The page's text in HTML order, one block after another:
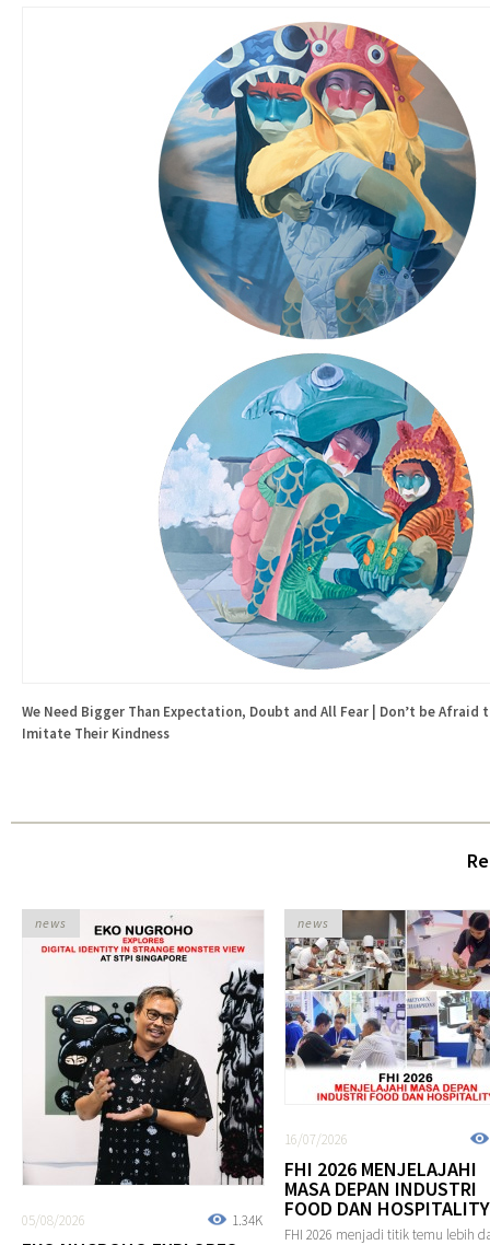
We Need Bigger Than Expectation, Doubt and All Fear | Don’t be
Imitate Their Kindness
1.34K
05/08/2026
news
16/07/2026
FHI 2026 MENJELAJAHI
MASA DEPAN INDUSTRI
FOOD DAN HOSPITALITY
FHI 2026 menjadi titik temu lebih
news